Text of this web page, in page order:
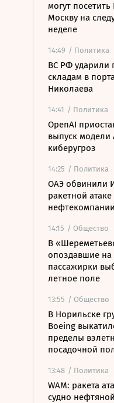
могут посетить
Москву на
неделе
14:49 / Политика
ВС РФ ударили
складам в
Николаева
14:41 / Политика
OpenAI
выпуск модели
киберугроз
14:25 / Политика
ОАЭ обвинили
ракетной
нефтекомпании
14:15 / Общество
В
опоздавшие на
пассажирки
летное поле
13:55 / Общество
В Норильске
Boeing
пределы
посадочной
13:48 / Политика
WAM: ракета
судно нефтяной